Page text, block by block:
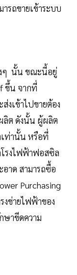
รถขายเข้าระบบ
งๆ นั้น ขณะนี้อยู่
ขึ้น จากที่
เข้าไปขายต้อง
ลิต ดังนั้น ผู้ผลิต
เท่านั้น หรือที่
โรงไฟฟ้าฟอสซิล
าด สามารถซื้อ
Purchasing
ข่ายไฟฟ้าของ
ษาขีดความ